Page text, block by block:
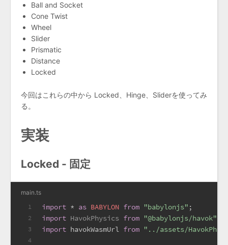
Ball and Socket
Cone Twist
Wheel
Slider
Prismatic
Distance
Locked
今回はこれらの中から Locked、Hinge、Sliderを使ってみ
る。
実装
Locked - 固定
main.ts
1
2
3
4
import * as BABYLON from "babylonjs" ;
import HavokPhysics from "@babylonjs/havok"
import havokWasmUrl from "../assets/